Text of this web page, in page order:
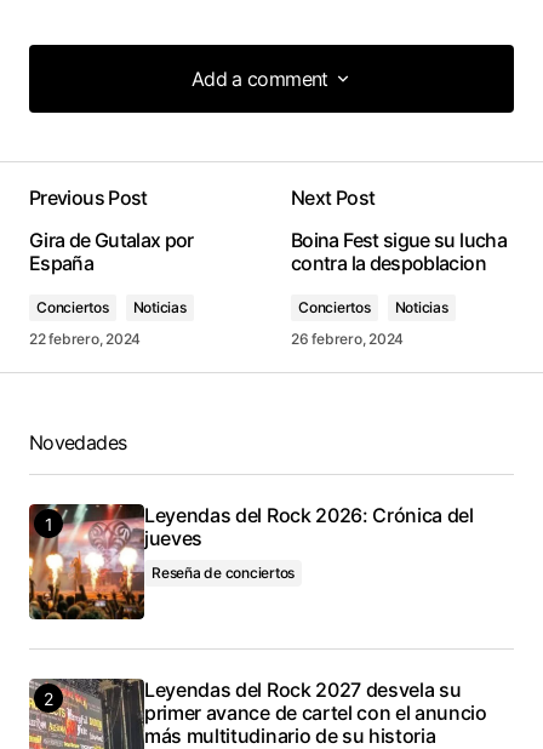
Add a comment
Add a comment
Previous Post
Gira de Gutalax por
España
Conciertos
Noticias
22 febrero, 2024
Next Post
Boina Fest sigue su lucha
contra la despoblacion
Conciertos
Noticias
26 febrero, 2024
Novedades
Leyendas del Rock 2026: Crónica del
jueves
Reseña de conciertos
Leyendas del Rock 2027 desvela su
primer avance de cartel con el anuncio
más multitudinario de su historia